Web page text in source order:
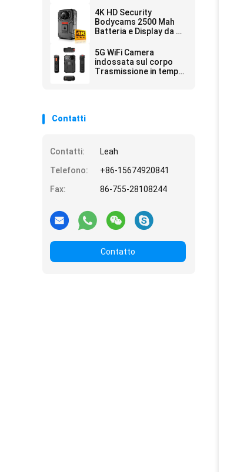
4K HD Security
Bodycams 2500 Mah
Batteria e Display da 2
5G WiFi Camera
indossata sul corpo
Trasmissione in tempo
Contatti
Contatti:
Leah
Telefono:
+86-15674920841
Fax:
86-755-28108244
Contatto